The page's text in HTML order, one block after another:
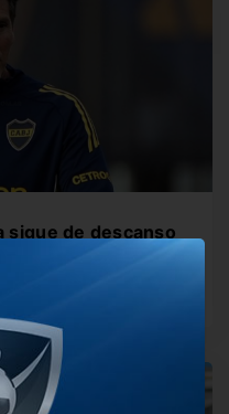
sigue de descanso
consecutivo.